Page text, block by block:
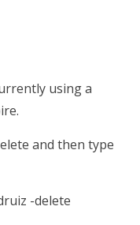
using a
and then type
-delete